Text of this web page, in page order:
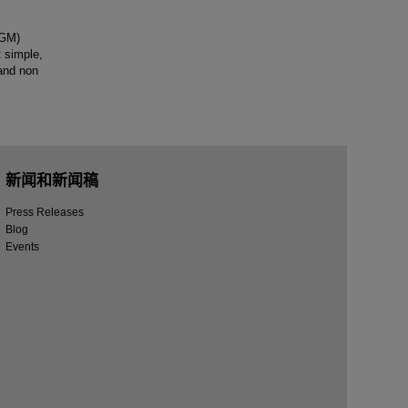
simple,
non
新闻和新闻稿
Press Releases
Blog
Events